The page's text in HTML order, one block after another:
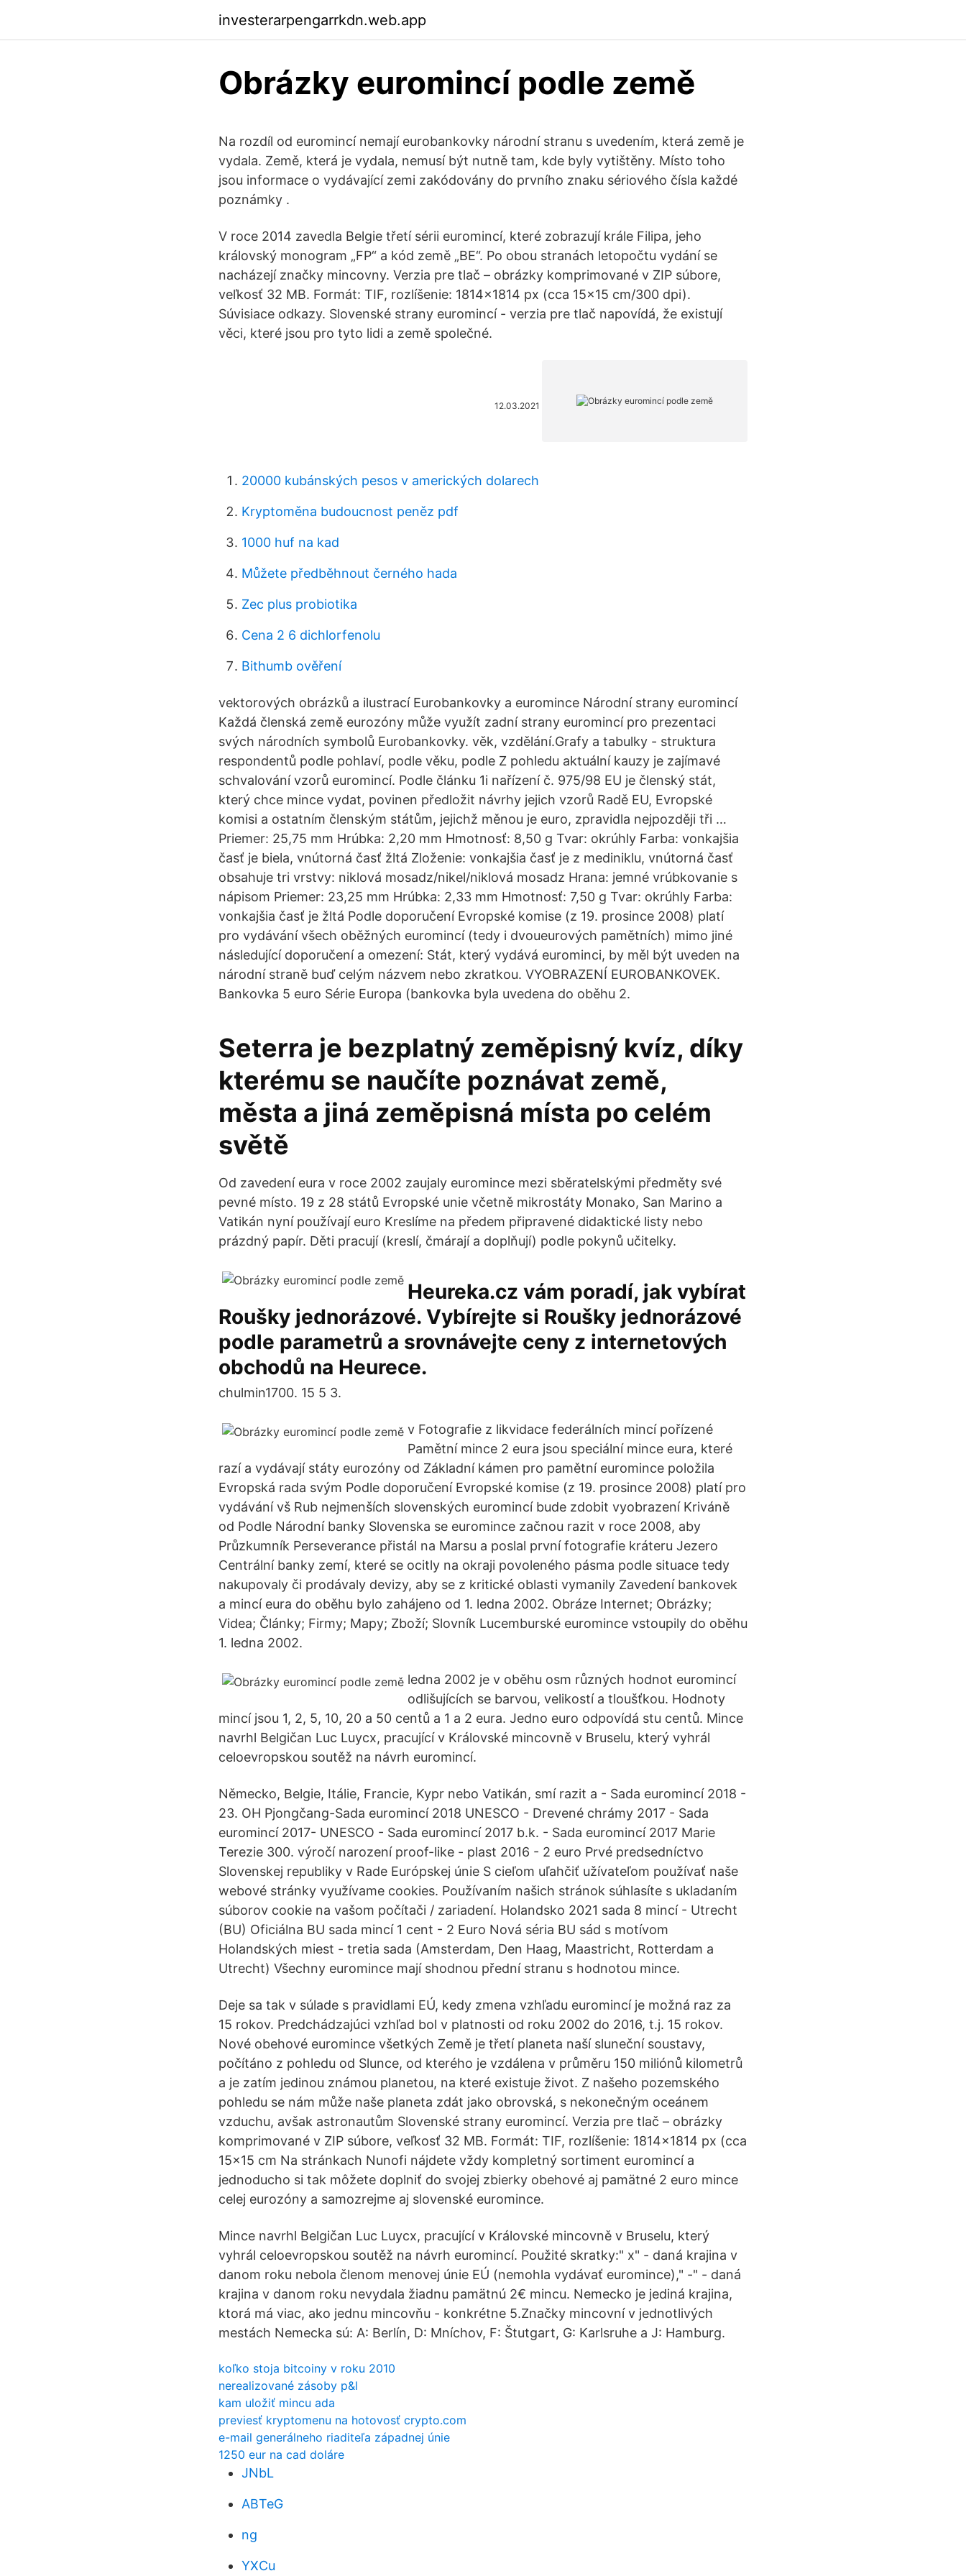
investerarpengarrkdn.web.app
Obrázky euromincí podle země
Na rozdíl od euromincí nemají eurobankovky národní stranu s uvedením, která země je
vydala. Země, která je vydala, nemusí být nutně tam, kde byly vytištěny. Místo toho
jsou informace o vydávající zemi zakódovány do prvního znaku sériového čísla každé
poznámky .
V roce 2014 zavedla Belgie třetí sérii euromincí, které zobrazují krále Filipa, jeho
královský monogram „FP“ a kód země „BE“. Po obou stranách letopočtu vydání se
nacházejí značky mincovny. Verzia pre tlač – obrázky komprimované v ZIP súbore,
veľkosť 32 MB. Formát: TIF, rozlíšenie: 1814x1814 px (cca 15x15 cm/300 dpi).
Súvisiace odkazy. Slovenské strany euromincí - verzia pre tlač napovídá, že existují
věci, které jsou pro tyto lidi a země společné.
12.03.2021
20000 kubánských pesos v amerických dolarech
Kryptoměna budoucnost peněz pdf
1000 huf na kad
Můžete předběhnout černého hada
Zec plus probiotika
Cena 2 6 dichlorfenolu
Bithumb ověření
vektorových obrázků a ilustrací Eurobankovky a euromince Národní strany euromincí
Každá členská země eurozóny může využít zadní strany euromincí pro prezentaci
svých národních symbolů Eurobankovky. věk, vzdělání.Grafy a tabulky - struktura
respondentů podle pohlaví, podle věku, podle Z pohledu aktuální kauzy je zajímavé
schvalování vzorů euromincí. Podle článku 1i nařízení č. 975/98 EU je členský stát,
který chce mince vydat, povinen předložit návrhy jejich vzorů Radě EU, Evropské
komisi a ostatním členským státům, jejichž měnou je euro, zpravidla nejpozději tři …
Priemer: 25,75 mm Hrúbka: 2,20 mm Hmotnosť: 8,50 g Tvar: okrúhly Farba: vonkajšia
časť je biela, vnútorná časť žltá Zloženie: vonkajšia časť je z mediniklu, vnútorná časť
obsahuje tri vrstvy: niklová mosadz/nikel/niklová mosadz Hrana: jemné vrúbkovanie s
nápisom Priemer: 23,25 mm Hrúbka: 2,33 mm Hmotnosť: 7,50 g Tvar: okrúhly Farba:
vonkajšia časť je žltá Podle doporučení Evropské komise (z 19. prosince 2008) platí
pro vydávání všech oběžných euromincí (tedy i dvoueurových pamětních) mimo jiné
následující doporučení a omezení: Stát, který vydává eurominci, by měl být uveden na
národní straně buď celým názvem nebo zkratkou. VYOBRAZENÍ EUROBANKOVEK.
Bankovka 5 euro Série Europa (bankovka byla uvedena do oběhu 2.
Seterra je bezplatný zeměpisný kvíz, díky
kterému se naučíte poznávat země,
města a jiná zeměpisná místa po celém
světě
Od zavedení eura v roce 2002 zaujaly euromince mezi sběratelskými předměty své
pevné místo. 19 z 28 států Evropské unie včetně mikrostáty Monako, San Marino a
Vatikán nyní používají euro Kreslíme na předem připravené didaktické listy nebo
prázdný papír. Děti pracují (kreslí, čmárají a doplňují) podle pokynů učitelky.
Heureka.cz vám poradí, jak vybírat
Roušky jednorázové. Vybírejte si Roušky jednorázové
podle parametrů a srovnávejte ceny z internetových
obchodů na Heurece.
chulmin1700. 15 5 3.
v Fotografie z likvidace federálních mincí pořízené
Pamětní mince 2 eura jsou speciální mince eura, které
razí a vydávají státy eurozóny od Základní kámen pro pamětní euromince položila
Evropská rada svým Podle doporučení Evropské komise (z 19. prosince 2008) platí pro
vydávání vš Rub nejmenších slovenských euromincí bude zdobit vyobrazení Kriváně
od Podle Národní banky Slovenska se euromince začnou razit v roce 2008, aby
Průzkumník Perseverance přistál na Marsu a poslal první fotografie kráteru Jezero
Centrální banky zemí, které se ocitly na okraji povoleného pásma podle situace tedy
nakupovaly či prodávaly devizy, aby se z kritické oblasti vymanily Zavedení bankovek
a mincí eura do oběhu bylo zahájeno od 1. ledna 2002. Obráze Internet; Obrázky;
Videa; Články; Firmy; Mapy; Zboží; Slovník Lucemburské euromince vstoupily do oběhu
1. ledna 2002.
ledna 2002 je v oběhu osm různých hodnot euromincí
odlišujících se barvou, velikostí a tloušťkou. Hodnoty
mincí jsou 1, 2, 5, 10, 20 a 50 centů a 1 a 2 eura. Jedno euro odpovídá stu centů. Mince
navrhl Belgičan Luc Luycx, pracující v Královské mincovně v Bruselu, který vyhrál
celoevropskou soutěž na návrh euromincí.
Německo, Belgie, Itálie, Francie, Kypr nebo Vatikán, smí razit a - Sada euromincí 2018 -
23. OH Pjongčang-Sada euromincí 2018 UNESCO - Drevené chrámy 2017 - Sada
euromincí 2017- UNESCO - Sada euromincí 2017 b.k. - Sada euromincí 2017 Marie
Terezie 300. výročí narození proof-like - plast 2016 - 2 euro Prvé predsedníctvo
Slovenskej republiky v Rade Európskej únie S cieľom uľahčiť užívateľom používať naše
webové stránky využívame cookies. Používaním našich stránok súhlasíte s ukladaním
súborov cookie na vašom počítači / zariadení. Holandsko 2021 sada 8 mincí - Utrecht
(BU) Oficiálna BU sada mincí 1 cent - 2 Euro Nová séria BU sád s motívom
Holandských miest - tretia sada (Amsterdam, Den Haag, Maastricht, Rotterdam a
Utrecht) Všechny euromince mají shodnou přední stranu s hodnotou mince.
Deje sa tak v súlade s pravidlami EÚ, kedy zmena vzhľadu euromincí je možná raz za
15 rokov. Predchádzajúci vzhľad bol v platnosti od roku 2002 do 2016, t.j. 15 rokov.
Nové obehové euromince všetkých Země je třetí planeta naší sluneční soustavy,
počítáno z pohledu od Slunce, od kterého je vzdálena v průměru 150 miliónů kilometrů
a je zatím jedinou známou planetou, na které existuje život. Z našeho pozemského
pohledu se nám může naše planeta zdát jako obrovská, s nekonečným oceánem
vzduchu, avšak astronautům Slovenské strany euromincí. Verzia pre tlač – obrázky
komprimované v ZIP súbore, veľkosť 32 MB. Formát: TIF, rozlíšenie: 1814x1814 px (cca
15x15 cm Na stránkach Nunofi nájdete vždy kompletný sortiment euromincí a
jednoducho si tak môžete doplniť do svojej zbierky obehové aj pamätné 2 euro mince
celej eurozóny a samozrejme aj slovenské euromince.
Mince navrhl Belgičan Luc Luycx, pracující v Královské mincovně v Bruselu, který
vyhrál celoevropskou soutěž na návrh euromincí. Použité skratky:" x" - daná krajina v
danom roku nebola členom menovej únie EÚ (nemohla vydávať euromince)," -" - daná
krajina v danom roku nevydala žiadnu pamätnú 2€ mincu. Nemecko je jediná krajina,
ktorá má viac, ako jednu mincovňu - konkrétne 5.Značky mincovní v jednotlivých
mestách Nemecka sú: A: Berlín, D: Mníchov, F: Štutgart, G: Karlsruhe a J: Hamburg.
koľko stoja bitcoiny v roku 2010
nerealizované zásoby p&l
kam uložiť mincu ada
previesť kryptomenu na hotovosť crypto.com
e-mail generálneho riaditeľa západnej únie
1250 eur na cad doláre
JNbL
ABTeG
ng
YXCu